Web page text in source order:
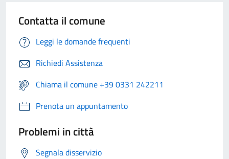
Contatta il comune
Leggi le domande frequenti
Richiedi Assistenza
Chiama il comune +39 0331 242211
Prenota un appuntamento
Problemi in città
Segnala disservizio